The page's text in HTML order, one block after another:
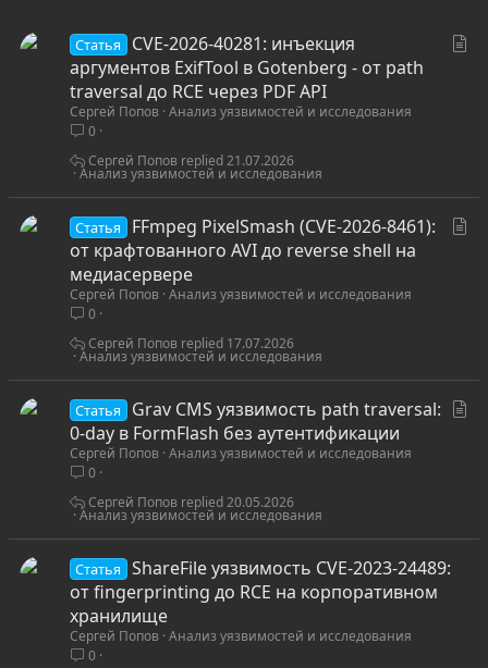
Статья
CVE-2026-40281: инъекция
аргументов ExifTool в Gotenberg - от path
traversal до RCE через PDF API
Сергей Попов Анализ уязвимостей и исследования
0
Анализ уязвимостей и исследования
21.07.2026
Сергей Попов
Статья
FFmpeg PixelSmash (CVE-2026-8461):
от крафтованного AVI до reverse shell на
медиасервере
Сергей Попов Анализ уязвимостей и исследования
0
Анализ уязвимостей и исследования
17.07.2026
Сергей Попов
Статья
Grav CMS уязвимость path traversal:
0-day в FormFlash без аутентификации
Сергей Попов Анализ уязвимостей и исследования
0
Анализ уязвимостей и исследования
20.05.2026
Сергей Попов
Статья
ShareFile уязвимость CVE-2023-24489:
от fingerprinting до RCE на корпоративном
хранилище
Сергей Попов Анализ уязвимостей и исследования
0